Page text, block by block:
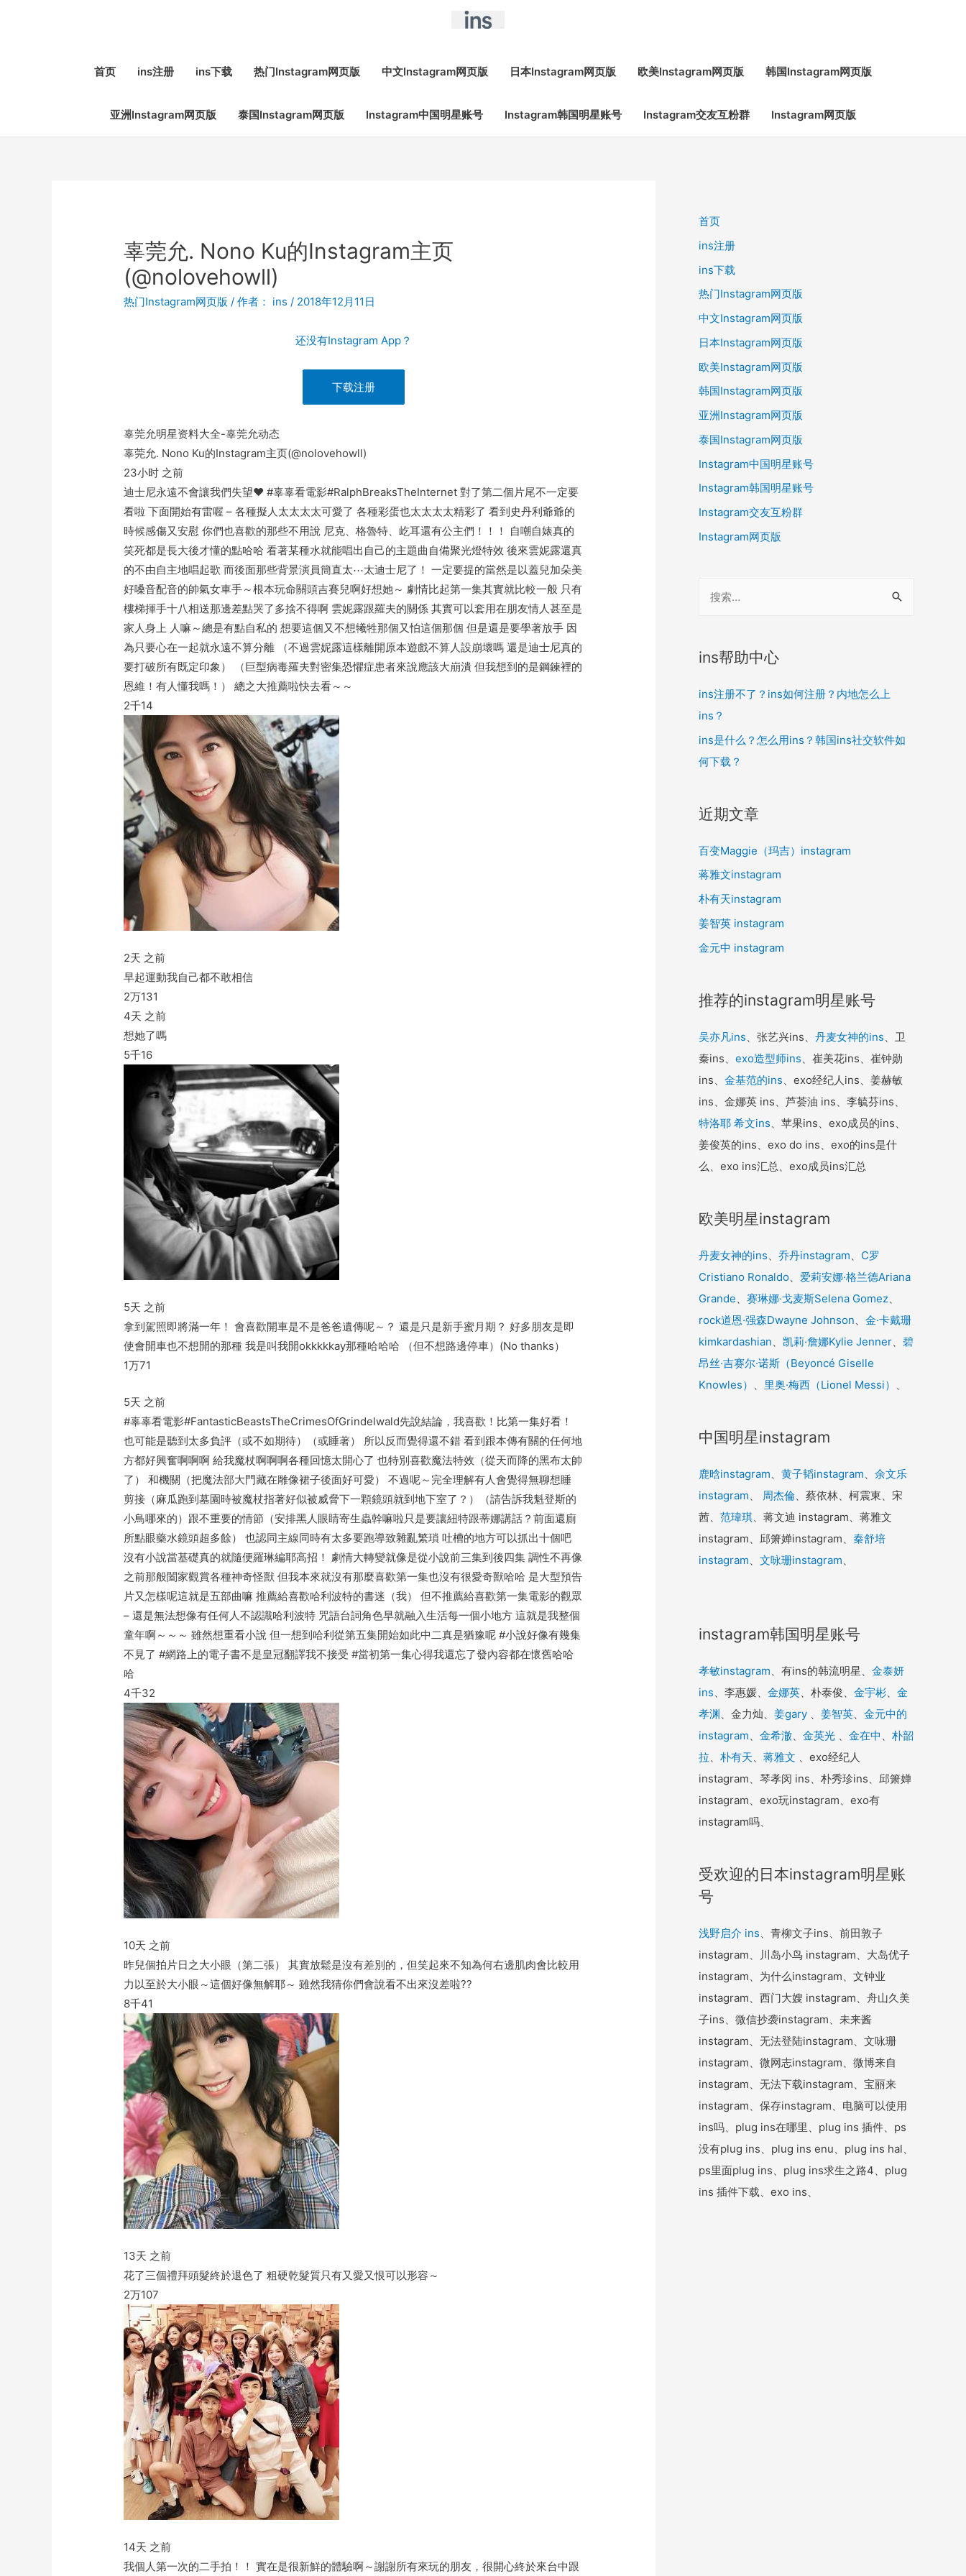
首页 ins注册 ins下载 热门Instagram网页版 中文Instagram网页版 日本Instagram网页版 欧美Instagram网页版 韩国Instagram网页版
亚洲Instagram网页版 泰国Instagram网页版 Instagram中国明星账号 Instagram韩国明星账号 Instagram交友互粉群 Instagram网页版
辜莞允. Nono Ku的Instagram主页
(@nolovehowll)
热门Instagram网页版 / 作者： ins / 2018年12月11日
还没有Instagram App？
下载注册
辜莞允明星资料大全-辜莞允动态
辜莞允. Nono Ku的Instagram主页(@nolovehowll)
23小时 之前
迪士尼永遠不會讓我們失望♥️ #辜辜看電影#RalphBreaksTheInternet 對了第二個片尾不一定要
看啦 下面開始有雷喔 – 各種擬人太太太太可愛了 各種彩蛋也太太太太精彩了 看到史丹利爺爺的
時候感傷又安慰 你們也喜歡的那些不用說 尼克、格魯特、屹耳還有公主們！！！ 自嘲自婊真的
笑死都是長大後才懂的點哈哈 看著某種水就能唱出自己的主題曲自備聚光燈特效 後來雲妮露還真
的不由自主地唱起歌 而後面那些背景演員簡直太⋯太迪士尼了！ 一定要提的當然是以蓋兒加朵美
好嗓音配音的帥氣女車手～根本玩命關頭吉賽兒啊好想她～ 劇情比起第一集其實就比較一般 只有
樓梯揮手十八相送那邊差點哭了多捨不得啊 雲妮露跟羅夫的關係 其實可以套用在朋友情人甚至是
家人身上 人嘛～總是有點自私的 想要這個又不想犧牲那個又怕這個那個 但是還是要學著放手 因
為只要心在一起就永遠不算分離 （不過雲妮露這樣離開原本遊戲不算人設崩壞嗎 還是迪士尼真的
要打破所有既定印象） （巨型病毒羅夫對密集恐懼症患者來說應該大崩潰 但我想到的是鋼鍊裡的
恩維！有人懂我嗎！） 總之大推薦啦快去看～～
2千14
2天 之前
早起運動我自己都不敢相信
2万131
4天 之前
想她了嗎
5千16
5天 之前
拿到駕照即將滿一年！ 會喜歡開車是不是爸爸遺傳呢～？ 還是只是新手蜜月期？ 好多朋友是即
使會開車也不想開的那種 我是叫我開okkkkkay那種哈哈哈 （但不想路邊停車）(No thanks）
1万71
5天 之前
#辜辜看電影#FantasticBeastsTheCrimesOfGrindelwald先說結論，我喜歡！比第一集好看！
也可能是聽到太多負評（或不如期待）（或睡著） 所以反而覺得還不錯 看到跟本傳有關的任何地
方都好興奮啊啊啊 給我魔杖啊啊啊各種回憶太開心了 也特別喜歡魔法特效（從天而降的黑布太帥
了） 和機關（把魔法部大門藏在雕像裙子後面好可愛） 不過呢～完全理解有人會覺得無聊想睡
剪接（麻瓜跑到墓園時被魔杖指著好似被威脅下一顆鏡頭就到地下室了？）（請告訴我魁登斯的
小鳥哪來的）跟不重要的情節（安排黑人眼睛寄生蟲幹嘛啦只是要讓紐特跟蒂娜講話？前面還廁
所點眼藥水鏡頭超多餘） 也認同主線同時有太多要跑導致雜亂繁瑣 吐槽的地方可以抓出十個吧
沒有小說當基礎真的就隨便羅琳編耶高招！ 劇情大轉變就像是從小說前三集到後四集 調性不再像
之前那般闔家觀賞各種神奇怪獸 但我本來就沒有那麼喜歡第一集也沒有很愛奇獸哈哈 是大型預告
片又怎樣呢這就是五部曲嘛 推薦給喜歡哈利波特的書迷（我） 但不推薦給喜歡第一集電影的觀眾
– 還是無法想像有任何人不認識哈利波特 咒語台詞角色早就融入生活每一個小地方 這就是我整個
童年啊～～～ 雖然想重看小說 但一想到哈利從第五集開始如此中二真是猶豫呢 #小說好像有幾集
不見了 #網路上的電子書不是皇冠翻譯我不接受 #當初第一集心得我還忘了發內容都在懷舊哈哈
哈
4千32
10天 之前
昨兒個拍片日之大小眼（第二張） 其實放鬆是沒有差別的，但笑起來不知為何右邊肌肉會比較用
力以至於大小眼～這個好像無解耶～ 雖然我猜你們會說看不出來沒差啦??
8千41
13天 之前
花了三個禮拜頭髮終於退色了 粗硬乾髮質只有又愛又恨可以形容～
2万107
14天 之前
我個人第一次的二手拍！！ 實在是很新鮮的體驗啊～謝謝所有來玩的朋友，很開心終於來台中跟
首页
ins注册
ins下载
热门Instagram网页版
中文Instagram网页版
日本Instagram网页版
欧美Instagram网页版
韩国Instagram网页版
亚洲Instagram网页版
泰国Instagram网页版
Instagram中国明星账号
Instagram韩国明星账号
Instagram交友互粉群
Instagram网页版
ins帮助中心
ins注册不了？ins如何注册？内地怎么上
ins？
ins是什么？怎么用ins？韩国ins社交软件如
何下载？
近期文章
百变Maggie（玛吉）instagram
蒋雅文instagram
朴有天instagram
姜智英 instagram
金元中 instagram
推荐的instagram明星账号
吴亦凡ins 、张艺兴ins、 丹麦女神的ins 、卫
秦ins、 exo造型师ins 、崔美花ins、崔钟勋
ins、 金基范的ins 、exo经纪人ins、姜赫敏
ins、金娜英 ins、芦荟油 ins、李毓芬ins、
特洛耶 希文ins 、苹果ins、exo成员的ins、
姜俊英的ins、exo do ins、exo的ins是什
么、exo ins汇总、exo成员ins汇总
欧美明星instagram
丹麦女神的ins 乔丹instagram
C罗
Cristiano Ronaldo
爱莉安娜·格兰德Ariana
Grande
赛琳娜·戈麦斯Selena Gomez
rock道恩·强森Dwayne Johnson
金·卡戴珊
kimkardashian
凯莉·詹娜Kylie Jenner
碧
昂丝·吉赛尔·诺斯（Beyoncé Giselle
Knowles）
里奥·梅西（Lionel Messi）
中国明星instagram
鹿晗instagram 黄子韬instagram
余文乐
instagram
周杰倫 、蔡依林、柯震東、宋
茜、 范瑋琪 、蒋文迪 instagram、蒋雅文
instagram、邱箫婵instagram、 秦舒培
instagram
文咏珊instagram
instagram韩国明星账号
孝敏instagram 、有ins的韩流明星、 金泰妍
ins 、李惠媛、 金娜英 、朴泰俊、 金宇彬
金
孝渊 、金力灿、 姜gary 姜智英
金元中的
instagram
金希澈 金英光 金在中
朴韶
拉
朴有天 蒋雅文 、exo经纪人
instagram、琴孝闵 ins、朴秀珍ins、邱箫婵
instagram、exo玩instagram、exo有
instagram吗、
受欢迎的日本instagram明星账
号
浅野启介 ins 、青柳文子ins、前田敦子
instagram、川岛小鸟 instagram、大岛优子
instagram、为什么instagram、文钟业
instagram、西门大嫂 instagram、舟山久美
子ins、微信抄袭instagram、未来酱
instagram、无法登陆instagram、文咏珊
instagram、微网志instagram、微博来自
instagram、无法下载instagram、宝丽来
instagram、保存instagram、电脑可以使用
ins吗、plug ins在哪里、plug ins 插件、ps
没有plug ins、plug ins enu、plug ins hal、
ps里面plug ins、plug ins求生之路4、plug
ins 插件下载、exo ins、